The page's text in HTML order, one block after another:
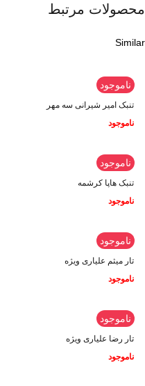
محصولات مرتبط
Similar
ناموجود
تنبک امیر شیرانی سه مهر
ناموجود
ناموجود
تنبک هاپا کرشمه
ناموجود
ناموجود
تار میثم علیاری ویژه
ناموجود
ناموجود
تار رضا علیاری ویژه
ناموجود